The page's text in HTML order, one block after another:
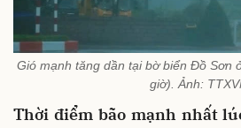
Gió mạnh tăng dần tại bờ biển Đồ Sơn
giờ). Ảnh:
Thời điểm bão mạnh nhất